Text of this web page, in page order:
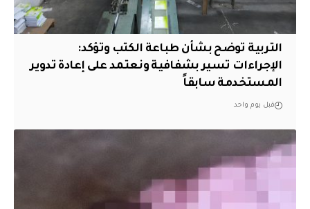
التربية توضح بشأن طباعة الكتب وتؤكد:
الإجراءات تسير بشفافية ونعتمد على إعادة تدوير
المستخدمة سابقاً
قبل يوم واحد